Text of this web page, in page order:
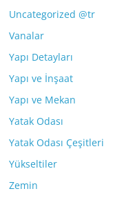
Uncategorized @tr
Vanalar
Yapı Detayları
Yapı ve İnşaat
Yapı ve Mekan
Yatak Odası
Yatak Odası Çeşitleri
Yükseltiler
Zemin